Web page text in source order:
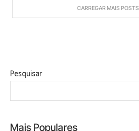
CARREGAR MAIS POSTS
Pesquisar
Mais Populares